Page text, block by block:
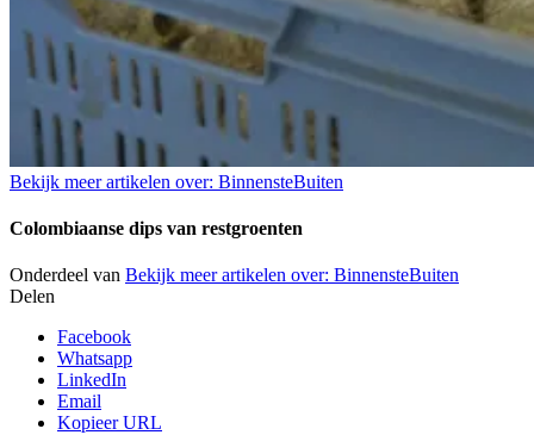
Bekijk meer artikelen over: BinnensteBuiten
Colombiaanse dips van restgroenten
Onderdeel van Bekijk meer artikelen over: BinnensteBuiten
Delen
Facebook
Whatsapp
LinkedIn
Email
Kopieer URL